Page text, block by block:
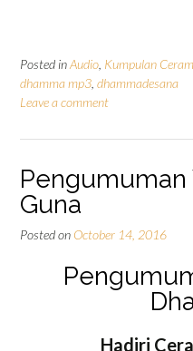
Posted inAudio Kumpulan
dhamma mp3 dhammadesana
Leave a comment
Pengumuman
Guna
Posted on October 14, 2016
Hadiri